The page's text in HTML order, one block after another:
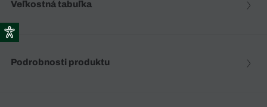
Veľkostná tabuľka
Podrobnosti produktu